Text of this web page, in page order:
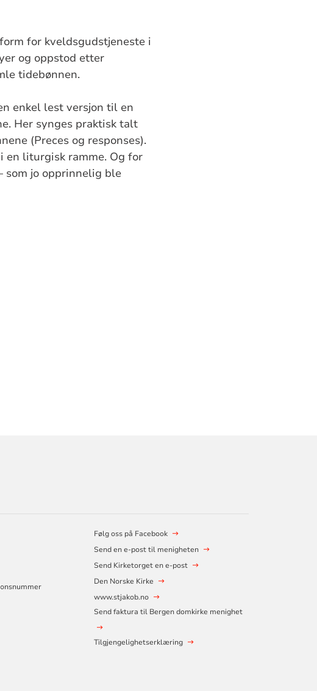
for kveldsgudstjeneste i
og oppstod etter
tidebønnen.
enkel lest versjon til en
Her synges praktisk talt
(Preces og responses).
en liturgisk ramme. Og for
som jo opprinnelig ble
Følg oss på Facebook
Send en e-post til menigheten
Send Kirketorget en e-post
Den Norske Kirke
www.stjakob.no
Send faktura til Bergen domkirke menighet
Tilgjengelighetserklæring